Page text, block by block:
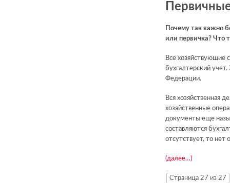
Почему так важно
или первичка? Что
Все хозяйствующие
бухгалтерский
Федерации.
Вся хозяйственная
хозяйственные
документы еще
составляются
отсутствует, то нет
(далее…)
Страница 27 из 27